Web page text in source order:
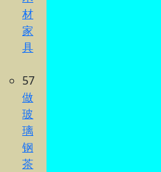
材
家
具
57
做
玻
璃
钢
茶